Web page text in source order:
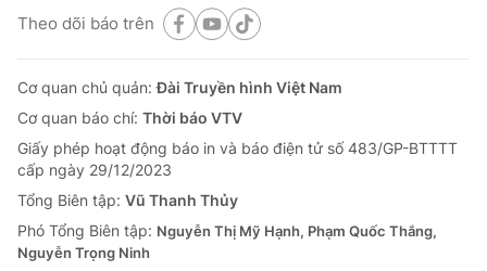
Theo dõi báo trên
Cơ quan chủ quản:Đài Truyền hình Việt Nam
Cơ quan báo chí: Thời báo VTV
Giấy phép hoạt động báo in và báo điện tử số 483/GP-BTTTT
cấp ngày 29/12/2023
Tổng Biên tập: Vũ Thanh Thủy
Phó Tổng Biên tập: Nguyễn Thị Mỹ Hạnh, Phạm Quốc Thắng,
Nguyễn Trọng Ninh